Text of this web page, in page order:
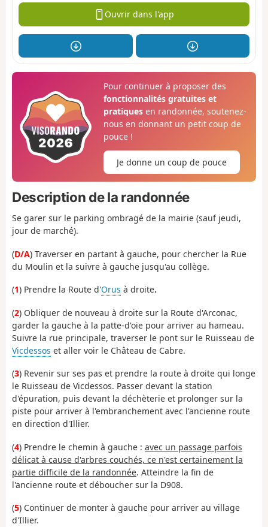
Ouvrir dans l'app
Pour continuer à proposer des
fonctionnalités gratuites et
pratiquesen randonnée, soutenez-
nous en donnant un petit coup de
pouce !
Je donne un coup de pouce
Description de la randonnée
Se garer sur le parking ombragé de la mairie (sauf jeudi,
jour de marché).
(D/A) Traverser en partant à gauche, pour chercher la Rue
du Moulin et la suivre à gauche jusqu'au collège.
(1) Prendre la Route d'Orus à droite.
(2) Obliquer de nouveau à droite sur la Route d'Arconac,
garder la gauche à la patte-d'oie pour arriver au hameau.
Suivre la rue principale, traverser le pont sur le Ruisseau de
Vicdessos et aller voir le Château de Cabre.
(3) Revenir sur ses pas et prendre la route à droite qui longe
le Ruisseau de Vicdessos. Passer devant la station
d'épuration, puis devant la déchèterie et prolonger sur la
piste pour arriver à l'embranchement avec l'ancienne route
en direction d'Illier.
(4) Prendre le chemin à gauche : avec un passage parfois
délicat à cause d'arbres couchés, ce n'est certainement la
partie difficile de la randonnée. Atteindre la fin de
l'ancienne route et déboucher sur la D908.
(5) Continuer de monter à gauche pour arriver au village
d'Illier.